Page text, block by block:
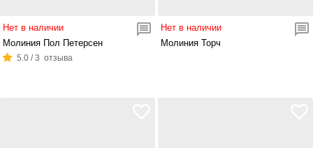
Нет в наличии
Молиния Пол Петерсен
5.0 / 3 отзыва
Нет в наличии
Молиния Торч